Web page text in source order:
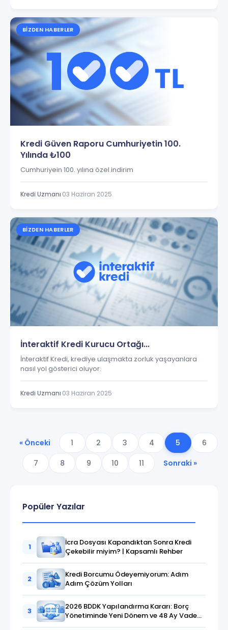
BIZDEN HABERLER
Kredi Güven Raporu Cumhuriyetin 100.
Yılında ₺100
Cumhuriyein 100. yılına özel indirim
Kredi Uzmanı·03 Haziran 2025
BIZDEN HABERLER
İnteraktif Kredi Kurucu Ortağı...
İnteraktif Kredi, krediye ulaşmakta zorluk yaşayanlara
nasıl yol gösterici oluyor.
Kredi Uzmanı·03 Haziran 2025
« Önceki 1 2 3 4 5
6
7
8 9 10 11 Sonraki »
Popüler Yazılar
1
İcra Dosyası Kapandıktan Sonra Kredi
Çekebilir miyim? | Kapsamlı Rehber
2
Kredi Borcumu Ödeyemiyorum: Adım
Adım Çözüm Yolları
3
2026 BDDK Yapılandırma Kararı: Borç
Yönetiminde Yeni Dönem ve 48 Ay Vade
Fırsatı